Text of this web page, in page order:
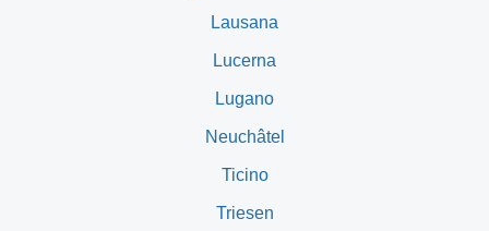
Lausana
Lucerna
Lugano
Neuchâtel
Ticino
Triesen